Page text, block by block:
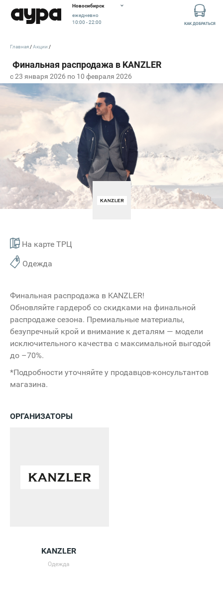
Новосибирск
ежедневно
10:00 - 22:00
КАК ДОБРАТЬСЯ
c 23 января 2026 по 10 февраля 2026
На карте ТРЦ
Одежда
Главная Акции
Финальная распродажа в KANZLER!
Обновляйте гардероб со скидками на финальной
распродаже сезона. Премиальные материалы,
безупречный крой и внимание к деталям — модели
исключительного качества с максимальной выгодой
до –70%.
*Подробности уточняйте у продавцов-консультантов
магазина.
ОРГАНИЗАТОРЫ
KANZLER
Одежда